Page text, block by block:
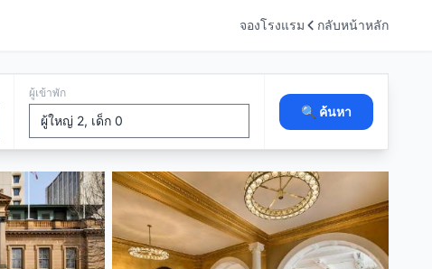
จองโรงแรม กลับหน้าหลัก
ผู้เข้าพัก
🔍 ค้นหา